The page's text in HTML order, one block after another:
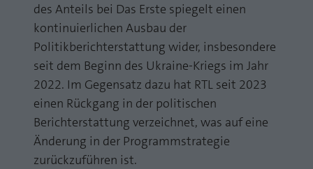
des Anteils bei Das Erste spiegelt einen
kontinuierlichen Ausbau der
Politikberichterstattung wider, insbesondere
seit dem Beginn des Ukraine-Kriegs im Jahr
2022. Im Gegensatz dazu hat RTL seit 2023
einen Rückgang in der politischen
Berichterstattung verzeichnet, was auf eine
Änderung in der Programmstrategie
zurückzuführen ist.